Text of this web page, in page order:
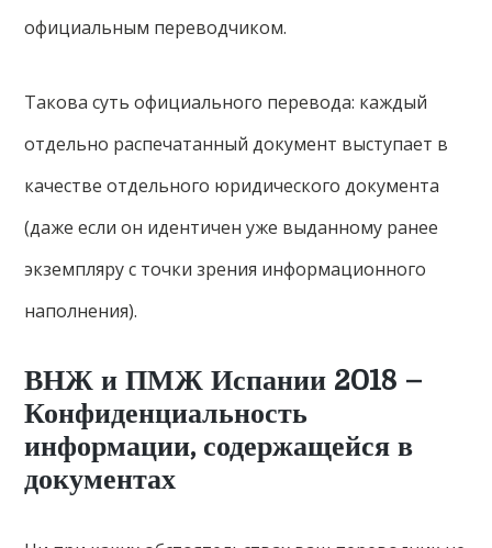
официальным переводчиком.
Такова суть официального перевода: каждый
отдельно распечатанный документ выступает в
качестве отдельного юридического документа
(даже если он идентичен уже выданному ранее
экземпляру с точки зрения информационного
наполнения).
ВНЖ и ПМЖ Испании 2018 –
Конфиденциальность
информации, содержащейся в
документах